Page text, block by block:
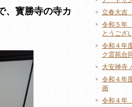
、寳勝寺の寺カ
立春大吉
令和５年
とうござ
令和４年
ク霊苑合
大安禅寺
令和４年
画
令和４年